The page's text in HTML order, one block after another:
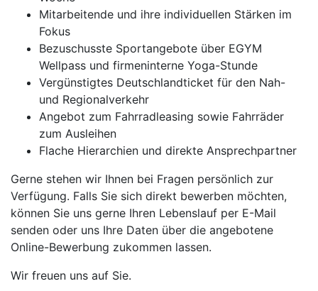
Mitarbeitende und ihre individuellen Stärken im
Fokus
Bezuschusste Sportangebote über EGYM
Wellpass und firmeninterne Yoga-Stunde
Vergünstigtes Deutschlandticket für den Nah-
und Regionalverkehr
Angebot zum Fahrradleasing sowie Fahrräder
zum Ausleihen
Flache Hierarchien und direkte Ansprechpartner
Gerne stehen wir Ihnen bei Fragen persönlich zur
Verfügung. Falls Sie sich direkt bewerben möchten,
können Sie uns gerne Ihren Lebenslauf per E-Mail
senden oder uns Ihre Daten über die angebotene
Online-Bewerbung zukommen lassen.
Wir freuen uns auf Sie.